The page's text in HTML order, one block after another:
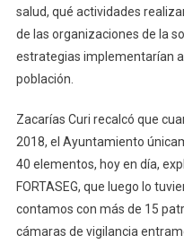
salud, qué actividades
de las organizaciones de la
estrategias implementarían
población.
Zacarías Curi recalcó que
2018, el Ayuntamiento
40 elementos, hoy en día,
FORTASEG, que luego lo
contamos con más de 15
cámaras de vigilancia